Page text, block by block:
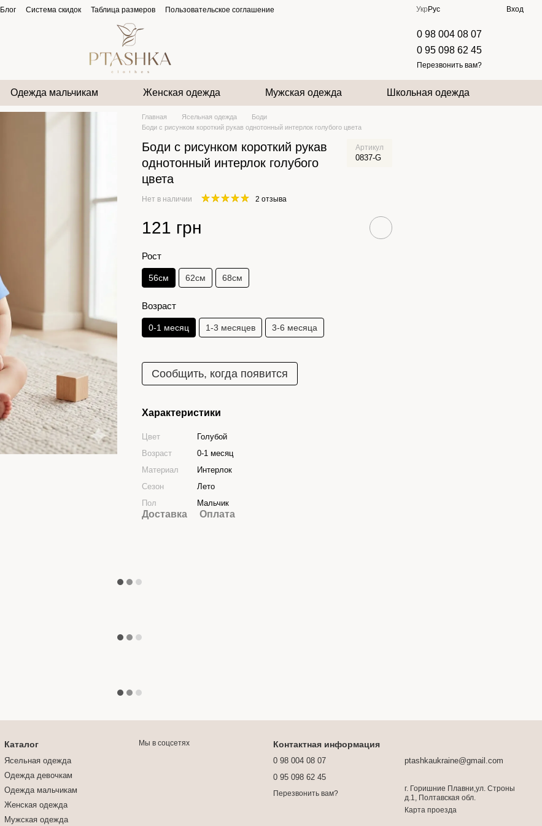
Блог Система скидок Таблица размеров Пользовательское соглашение Укр Рус Вход
0 98 004 08 07
0 95 098 62 45
Перезвонить вам?
Одежда мальчикам Женская одежда Мужская одежда Школьная одежда
Главная Ясельная одежда
Боди
Боди с рисунком короткий рукав однотонный интерлок голубого цвета
Боди с рисунком короткий рукав
однотонный интерлок голубого
цвета
Артикул
0837-G
Нет в наличии 2 отзыва
121 грн
Рост
56см 62см 68см
Возраст
0-1 месяц 1-3 месяцев 3-6 месяца
Сообщить, когда появится
Характеристики
Цвет
Голубой
Возраст
0-1 месяц
Материал
Интерлок
Сезон
Лето
Пол
Мальчик
Доставка Оплата
Каталог
Ясельная одежда
Одежда девочкам
Одежда мальчикам
Женская одежда
Мужская одежда
Мы в соцсетях Контактная информация
0 98 004 08 07
0 95 098 62 45
Перезвонить вам?
ptashkaukraine@gmail.com
г. Горишние Плавни,ул. Строны
д.1, Полтавская обл.
Карта проезда